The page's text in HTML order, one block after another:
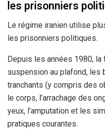
les prisonniers
Le régime iranien utilise
les prisonniers politiques.
Depuis les années 1980,
suspension au plafond, les
tranchants (y compris des
le corps, l’arrachage des
yeux, l’amputation et les
pratiques courantes.